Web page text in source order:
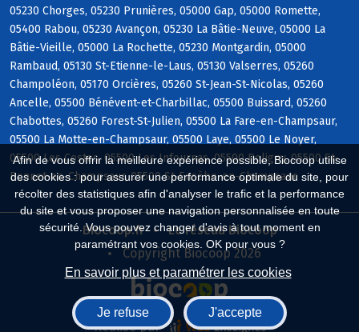
Afin de vous offrir la meilleure expérience possible, Biocoop utilise
des cookies : pour assurer une performance optimale du site, pour
récolter des statistiques afin d'analyser le trafic et la performance
du site et vous proposer une navigation personnalisée en toute
sécurité. Vous pouvez changer d'avis à tout moment en
paramétrant vos cookies. OK pour vous ?
En savoir plus et paramétrer les cookies
Je refuse J'accepte
05230 Chorges, 05230 Prunières, 05000 Gap, 05000 Romette,
05400 Rabou, 05230 Avançon, 05230 La Bâtie-Neuve, 05000 La
Bâtie-Vieille, 05000 La Rochette, 05230 Montgardin, 05000
Rambaud, 05130 St-Etienne-le-Laus, 05130 Valserres, 05260
Champoléon, 05170 Orcières, 05260 St-Jean-St-Nicolas, 05260
Ancelle, 05500 Bénévent-et-Charbillac, 05500 Buissard, 05260
Chabottes, 05260 Forest-St-Julien, 05500 La Fare-en-Champsaur,
05500 La Motte-en-Champsaur, 05500 Laye, 05500 Le Noyer,
05500 Les Costes, 05500 Les Infournas, 05500 Poligny, 05500 St-
Bonnet-en-Champsaur, 05500 St-Eusèbe-en-Champsaur
Biocoop.fr
Le réseau Biocoop
Copyright Biocoop 2026
Réalisé par